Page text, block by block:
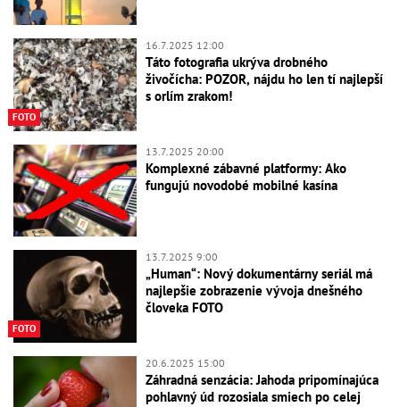
FOTO
16.7.2025 12:00
Táto fotografia ukrýva drobného
živočícha: POZOR, nájdu ho len tí najlepší
s orlím zrakom!
13.7.2025 20:00
Komplexné zábavné platformy: Ako
fungujú novodobé mobilné kasína
FOTO
13.7.2025 9:00
„Human“: Nový dokumentárny seriál má
najlepšie zobrazenie vývoja dnešného
človeka FOTO
20.6.2025 15:00
Záhradná senzácia: Jahoda pripomínajúca
pohlavný úd rozosiala smiech po celej